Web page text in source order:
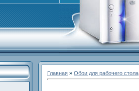
Главная » Обои для рабочего стола